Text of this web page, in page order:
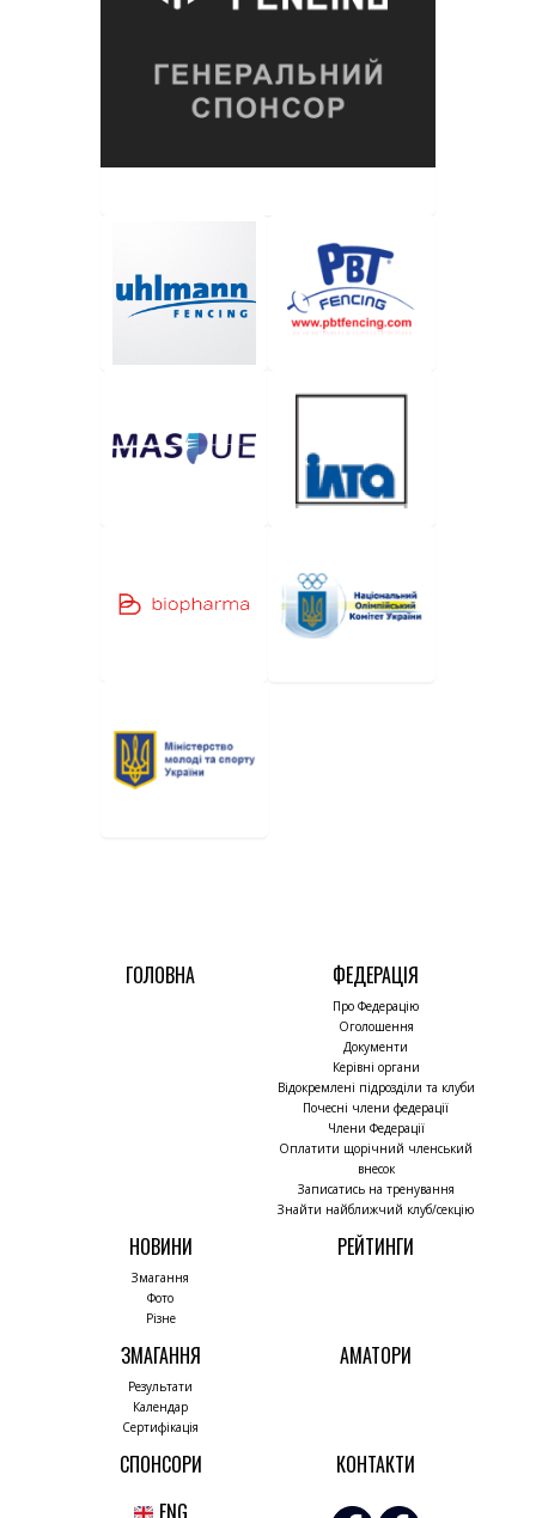
ГОЛОВНА ФЕДЕРАЦІЯ
Про Федерацію
Оголошення
Документи
Керівні органи
Відокремлені підрозділи та клуби
Почесні члени федерації
Члени Федерації
Оплатити щорічний членський
внесок
Записатись на тренування
Знайти найближчий клуб/секцію
НОВИНИ
Змагання
Фото
Різне
РЕЙТИНГИ
ЗМАГАННЯ
Результати
Календар
Сертифікація
АМАТОРИ
СПОНСОРИ
КОНТАКТИ
ENG